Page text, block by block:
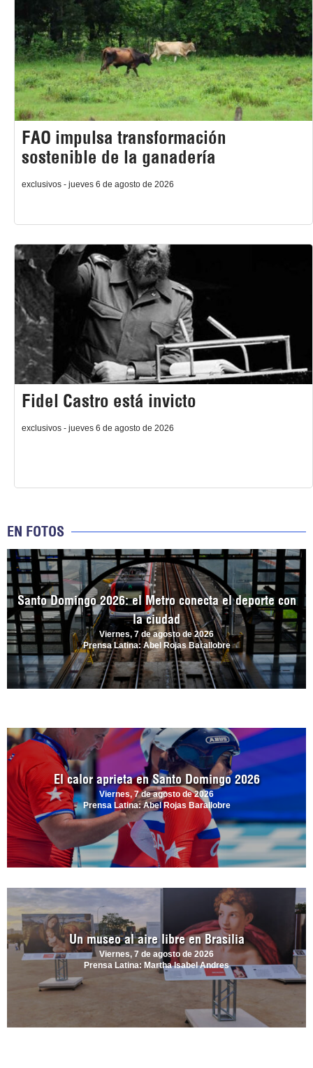
FAO impulsa transformación
sostenible de la ganadería
exclusivos - jueves 6 de agosto de 2026
Fidel Castro está invicto
exclusivos - jueves 6 de agosto de 2026
EN FOTOS
Santo Domingo 2026: el Metro conecta el deporte con
la ciudad
Viernes, 7 de agosto de 2026
Prensa Latina: Abel Rojas Barallobre
El calor aprieta en Santo Domingo 2026
Viernes, 7 de agosto de 2026
Prensa Latina: Abel Rojas Barallobre
Un museo al aire libre en Brasilia
Viernes, 7 de agosto de 2026
Prensa Latina: Martha Isabel Andres